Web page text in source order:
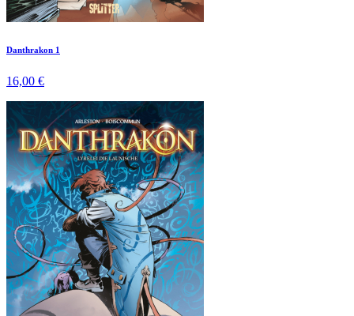
Danthrakon 1
16,00 €